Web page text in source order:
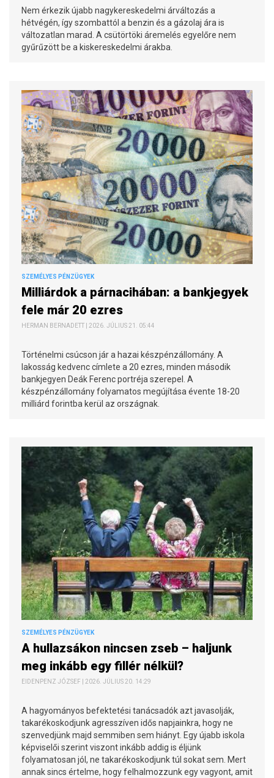
Nem érkezik újabb nagykereskedelmi árváltozás a
hétvégén, így szombattól a benzin és a gázolaj ára is
változatlan marad. A csütörtöki áremelés egyelőre nem
gyűrűzött be a kiskereskedelmi árakba.
SZEMÉLYES PÉNZÜGYEK
Milliárdok a párnacihában: a bankjegyek
fele már 20 ezres
HERMAN BERNADETT | 2026. JÚLIUS 21. 05:44
Történelmi csúcson jár a hazai készpénzállomány. A
lakosság kedvenc címlete a 20 ezres, minden második
bankjegyen Deák Ferenc portréja szerepel. A
készpénzállomány folyamatos megújítása évente 18-20
milliárd forintba kerül az országnak.
SZEMÉLYES PÉNZÜGYEK
A hullazsákon nincsen zseb – haljunk
meg inkább egy fillér nélkül?
EIDENPENZ JÓZSEF | 2026. JÚLIUS 20. 14:29
A hagyományos befektetési tanácsadók azt javasolják,
takarékoskodjunk agresszíven idős napjainkra, hogy ne
szenvedjünk majd semmiben sem hiányt. Egy újabb iskola
képviselői szerint viszont inkább addig is éljünk
folyamatosan jól, ne takarékoskodjunk túl sokat sem. Mert
annak sincs értelme, hogy felhalmozzunk egy vagyont, amit